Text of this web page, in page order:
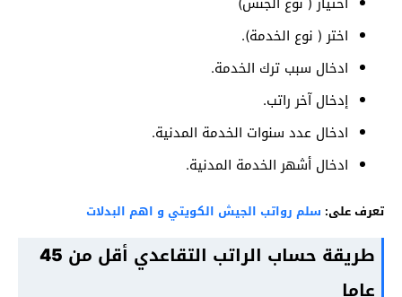
اختر ( نوع الخدمة).
ادخال سبب ترك الخدمة.
إدخال آخر راتب.
ادخال عدد سنوات الخدمة المدنية.
ادخال أشهر الخدمة المدنية.
تعرف على: سلم رواتب الجيش الكويتي و اهم البدلات
طريقة حساب الراتب التقاعدي أ
قل من 45
عاما